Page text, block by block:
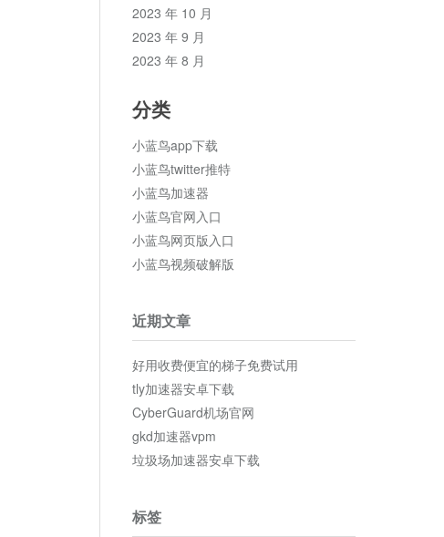
2023 年 10 月
2023 年 9 月
2023 年 8 月
分类
小蓝鸟app下载
小蓝鸟twitter推特
小蓝鸟加速器
小蓝鸟官网入口
小蓝鸟网页版入口
小蓝鸟视频破解版
近期文章
好用收费便宜的梯子免费试用
tly加速器安卓下载
CyberGuard机场官网
gkd加速器vpm
垃圾场加速器安卓下载
标签